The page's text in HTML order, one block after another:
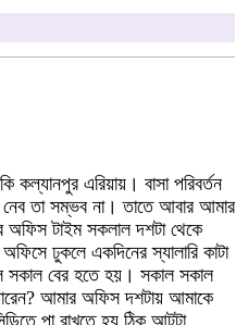
কল্যানপুর এরিয়ায়। বাসা পরিবর্তন
নেব তা সম্ভব না। তাতে আবার আমার
অফিস টাইম সকলাল দশটা থেকে
ঢুকলে একদিনের স্যালারি কাটা
সকাল বের হতে হয়। সকাল সকাল
আমার অফিস দশটায় আমাকে